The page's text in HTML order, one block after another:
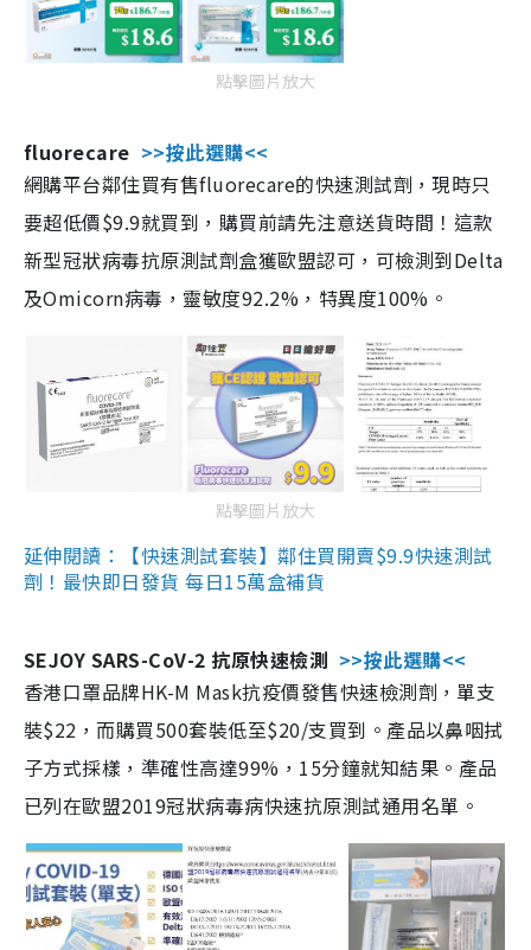
點擊圖片放大
fluorecare >>按此選購<<
網購平台鄰住買有售fluorecare的快速測試劑，現時只
要超低價$9.9就買到，購買前請先注意送貨時間！這款
新型冠狀病毒抗原測試劑盒獲歐盟認可，可檢測到Delta
及Omicorn病毒，靈敏度92.2%，特異度100%。
點擊圖片放大
延伸閱讀：【快速測試套裝】鄰住買開賣$9.9快速測試
劑！最快即日發貨 每日15萬盒補貨
SEJOY SARS-CoV-2 抗原快速檢測 >>按此選購<<
香港口罩品牌HK-M Mask抗疫價發售快速檢測劑，單支
裝$22，而購買500套裝低至$20/支買到。產品以鼻咽拭
子方式採樣，準確性高達99%，15分鐘就知結果。產品
已列在歐盟2019冠狀病毒病快速抗原測試通用名單。